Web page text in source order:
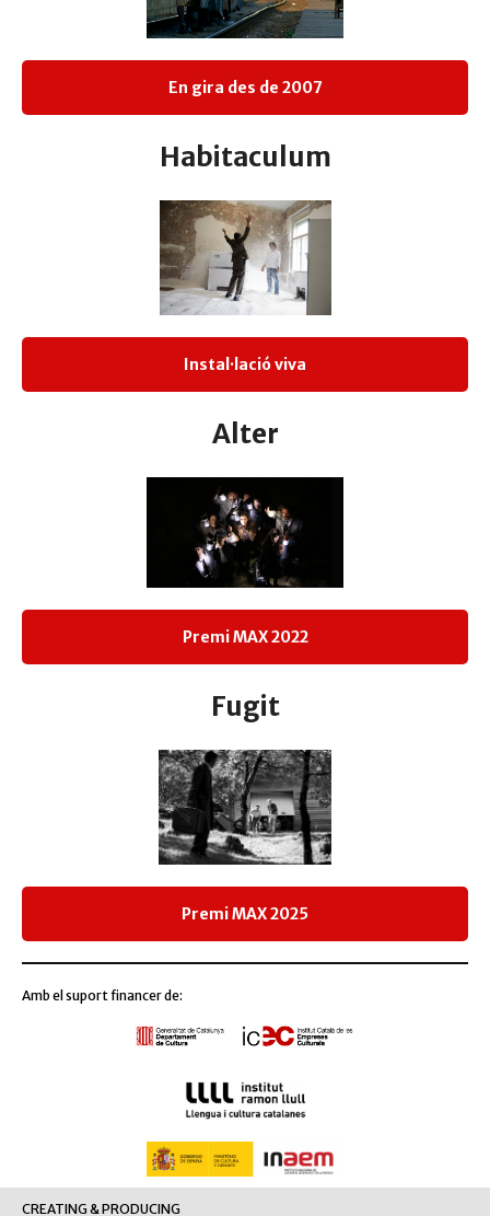
En gira des de 2007
Habitaculum
Instal·lació viva
Alter
Premi MAX 2022
Fugit
Premi MAX 2025
Amb el suport financer de:
CREATING & PRODUCING